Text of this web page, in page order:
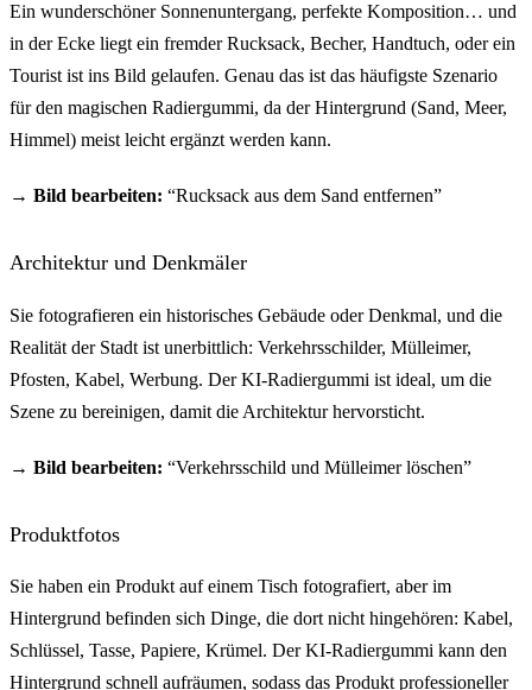
Ein wunderschöner Sonnenuntergang, perfekte Komposition… und
in der Ecke liegt ein fremder Rucksack, Becher, Handtuch, oder ein
Tourist ist ins Bild gelaufen. Genau das ist das häufigste Szenario
für den magischen Radiergummi, da der Hintergrund (Sand, Meer,
Himmel) meist leicht ergänzt werden kann.
→ Bild bearbeiten: “Rucksack aus dem Sand entfernen”
Architektur und Denkmäler
Sie fotografieren ein historisches Gebäude oder Denkmal, und die
Realität der Stadt ist unerbittlich: Verkehrsschilder, Mülleimer,
Pfosten, Kabel, Werbung. Der KI-Radiergummi ist ideal, um die
Szene zu bereinigen, damit die Architektur hervorsticht.
→ Bild bearbeiten: “Verkehrsschild und Mülleimer löschen”
Produktfotos
Sie haben ein Produkt auf einem Tisch fotografiert, aber im
Hintergrund befinden sich Dinge, die dort nicht hingehören: Kabel,
Schlüssel, Tasse, Papiere, Krümel. Der KI-Radiergummi kann den
Hintergrund schnell aufräumen, sodass das Produkt professioneller